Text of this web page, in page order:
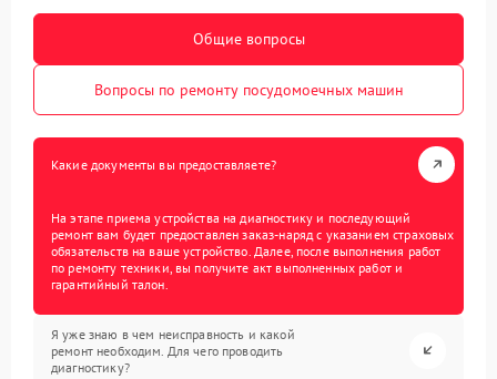
Общие вопросы
Вопросы по ремонту посудомоечных машин
Какие документы вы предоставляете?
На этапе приема устройства на диагностику и последующий
ремонт вам будет предоставлен заказ-наряд с указанием страховых
обязательств на ваше устройство. Далее, после выполнения работ
по ремонту техники, вы получите акт выполненных работ и
гарантийный талон.
Я уже знаю в чем неисправность и какой
ремонт необходим. Для чего проводить
диагностику?